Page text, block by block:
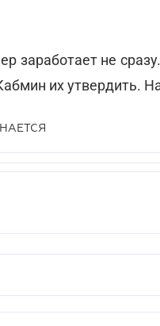
заработает не
их утвердить.